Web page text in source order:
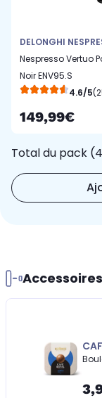
DELONGHI
Nespresso Vertuo
Noir ENV95.S
4.6/5
149,99€
Total du pack
Accessoires